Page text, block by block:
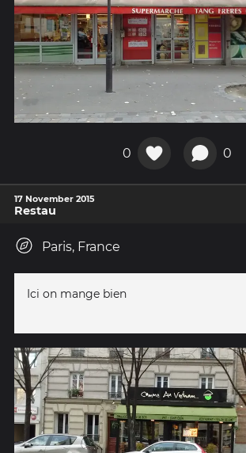
0 0
17 November 2015
Restau
Paris, France
Ici on mange bien